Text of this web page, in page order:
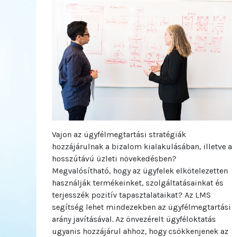
Vajon az ügyfélmegtartási stratégiák
hozzájárulnak a bizalom kialakulásában, illetve a
hosszútávú üzleti növekedésben?
Megvalósítható, hogy az ügyfelek elkötelezetten
használják termékeinket, szolgáltatásainkat és
terjesszék pozitív tapasztalataikat? Az LMS
segítség lehet mindezekben az ügyfélmegtartási
arány javításával. Az önvezérelt ügyféloktatás
ugyanis hozzájárul ahhoz, hogy csökkenjenek az